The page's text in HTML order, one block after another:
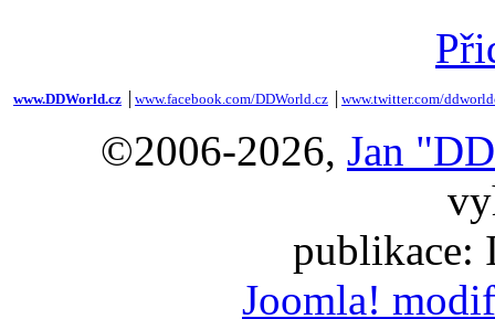
www.DDWorld.cz www.facebook.com/DDWorld.cz www.twitter.com/
©2006-2026, Jan
publikace:
Joomla!